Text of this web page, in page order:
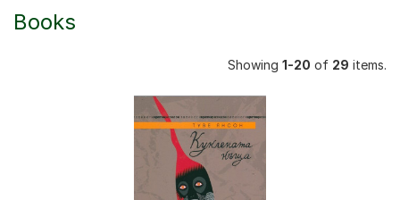
Books
Showing 1-20 of 29 items.